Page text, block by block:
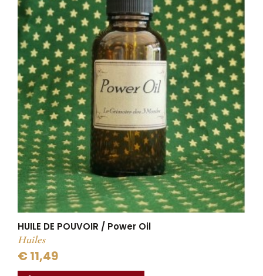
HUILE DE POUVOIR / Power Oil
Huiles
€ 11,49